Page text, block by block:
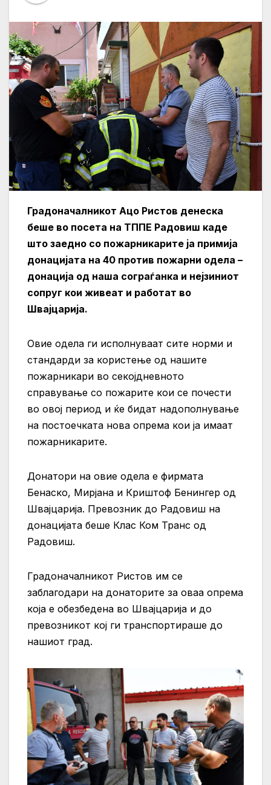
Градоначалникот Ацо Ристов денеска
беше во посета на ТППЕ Радовиш каде
што заедно со пожарникарите ја примија
донацијата на 40 против пожарни одела –
донација од наша сограѓанка и нејзиниот
сопруг кои живеат и работат во
Швајцарија.
Овие одела ги исполнуваат сите норми и
стандарди за користење од нашите
пожарникари во секојдневното
справување со пожарите кои се почести
во овој период и ќе бидат надополнување
на постоечката нова опрема кои ја имаат
пожарникарите.
Донатори на овие одела е фирмата
Бенаско, Мирјана и Криштоф Бенингер од
Швајцарија. Превозник до Радовиш на
донацијата беше Клас Ком Транс од
Радовиш.
Градоначалникот Ристов им се
заблагодари на донаторите за оваа опрема
која е обезбедена во Швајцарија и до
превозникот кој ги транспортираше до
нашиот град.